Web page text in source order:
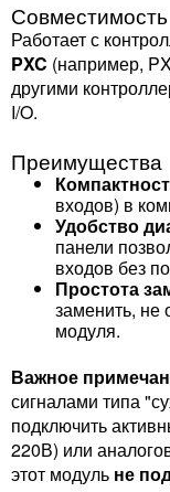
Совместимость
Работает с
PXC (например,
другими
I/O.
Преимущества
входов) в
Удобство
панели
входов без
Простота
заменить, не
модуля.
Важное
сигналами типа
подключить
220В) или
этот модуль не